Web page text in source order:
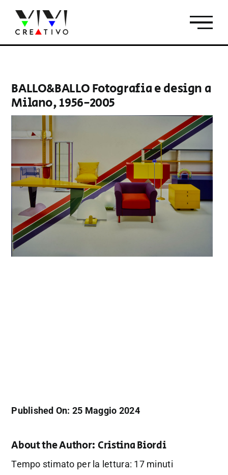
contenuto
BALLO&BALLO Fotografia e design a
Milano, 1956-2005
Published On: 25 Maggio 2024
About the Author: Cristina Biordi
Tempo stimato per la lettura: 17 minuti